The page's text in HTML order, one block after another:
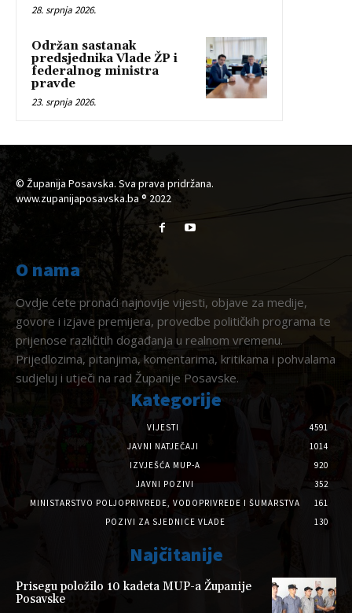
28. srpnja 2026.
Održan sastanak
predsjednika Vlade ŽP i
federalnog ministra
pravde
23. srpnja 2026.
© Županija Posavska. Sva prava pridržana.
www.zupanijaposavska.ba ® 2022
O nama
Ovdje ćete pronaći najnovije vijesti, objave za medije,
govore i izjave premijera, provedbe političkih programa te
prijenose različitih događanja u realnom vremenu.
Prijedlozima, pitanjima, komentarima, kritikama i pohvalama
sudjeluj i utječi na rad Županije Posavske.
Kategorije
VIJESTI
4591
JAVNI NATJEČAJI
1014
IZVJEŠĆA MUP-A
920
JAVNI POZIVI
352
MINISTARSTVO POLJOPRIVREDE, VODOPRIVREDE I ŠUMARSTVA
161
POZIVI ZA SJEDNICE VLADE
130
Najčitanije
Prisegu položilo 10 kadeta MUP-a Županije
Posavske